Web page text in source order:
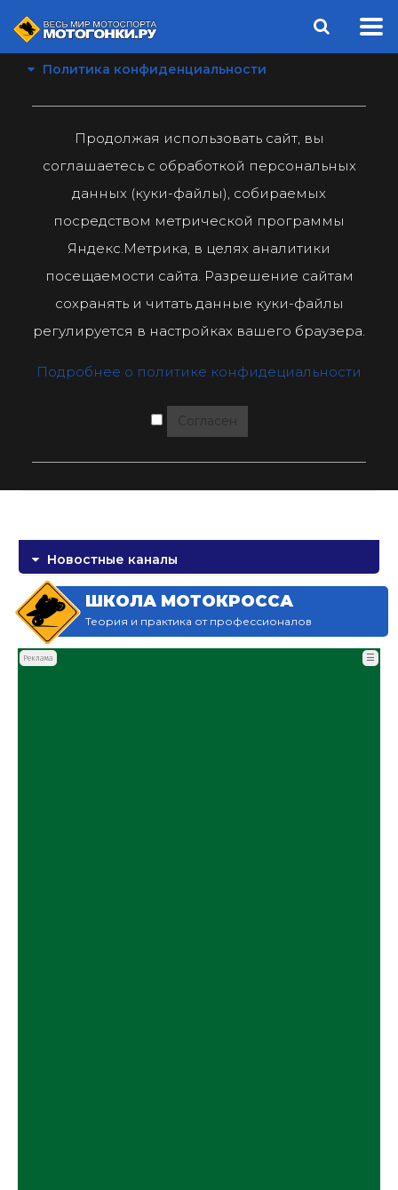
Политика конфиденциальности
Продолжая использовать сайт, вы
соглашаетесь с обработкой персональных
данных (куки-файлы), собираемых
посредством метрической программы
Яндекс.Метрика, в целях аналитики
посещаемости сайта. Разрешение сайтам
сохранять и читать данные куки-файлы
регулируется в настройках вашего браузера.
Подробнее о политике конфидециальности
Согласен
Новостные каналы
ШКОЛА МОТОКРОССА
Теория и практика от профессионалов
Реклама ☰